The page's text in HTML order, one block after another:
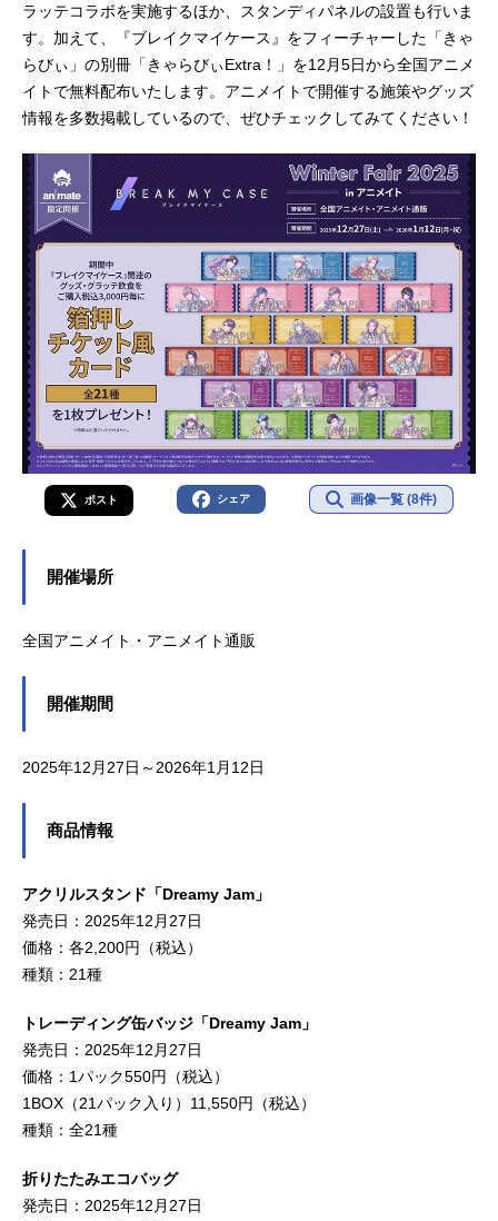
ラッテコラボを実施するほか、スタンディパネルの設置も行いま
す。加えて、『ブレイクマイケース』をフィーチャーした「きゃ
らびぃ」の別冊「きゃらびぃExtra！」を12月5日から全国アニメ
イトで無料配布いたします。アニメイトで開催する施策やグッズ
情報を多数掲載しているので、ぜひチェックしてみてください！
ポスト シェア 画像一覧 (8件)
開催場所
全国アニメイト・アニメイト通販
開催期間
2025年12月27日～2026年1月12日
商品情報
アクリルスタンド「Dreamy Jam」
発売日：2025年12月27日
価格：各2,200円（税込）
種類：21種
トレーディング缶バッジ「Dreamy Jam」
発売日：2025年12月27日
価格：1パック550円（税込）
1BOX（21パック入り）11,550円（税込）
種類：全21種
折りたたみエコバッグ
発売日：2025年12月27日